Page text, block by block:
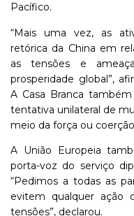
Pacífico.
“Mais uma vez, as
retórica da China em
as tensões e
prosperidade global”,
A Casa Branca
tentativa unilateral de
meio da força ou
A União Europeia
porta-voz do serviço
“Pedimos a todas as
evitem qualquer ação
tensões”, declarou.